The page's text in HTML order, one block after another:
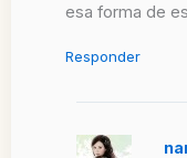
esa forma de
Responder